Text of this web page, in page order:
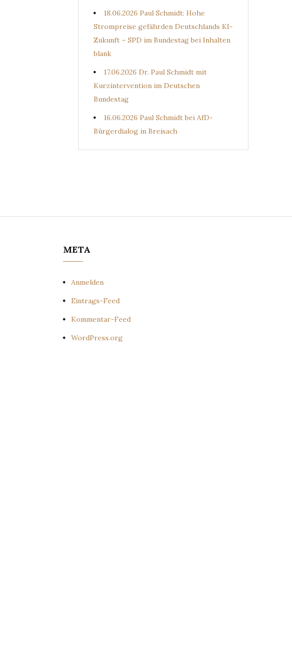
18.06.2026 Paul Schmidt: Hohe
Strompreise gefährden Deutschlands KI-
Zukunft – SPD im Bundestag bei Inhalten
blank
17.06.2026 Dr. Paul Schmidt mit
Kurzintervention im Deutschen
Bundestag
16.06.2026 Paul Schmidt bei AfD-
Bürgerdialog in Breisach
META
Anmelden
Eintrags-Feed
Kommentar-Feed
WordPress.org